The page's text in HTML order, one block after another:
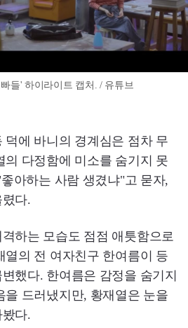
들' 하이라이트 캡처. / 유튜브
덕에 바니의 경계심은 점차 무
의 다정함에 미소를 숨기지 못
아하는 사람 생겼냐"고 묻자,
다.
하는 모습도 점점 애틋함으로
열의 전 여자친구 한여름이 등
했다. 한여름은 감정을 숨기지
을 드러냈지만, 황재열은 눈을
다.